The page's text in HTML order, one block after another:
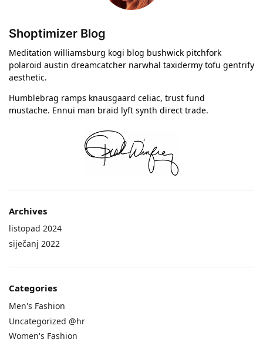
Shoptimizer Blog
Meditation williamsburg kogi blog bushwick pitchfork
polaroid austin dreamcatcher narwhal taxidermy tofu gentrify
aesthetic.
Humblebrag ramps knausgaard celiac, trust fund
mustache. Ennui man braid lyft synth direct trade.
Archives
listopad 2024
siječanj 2022
Categories
Men's Fashion
Uncategorized @hr
Women's Fashion